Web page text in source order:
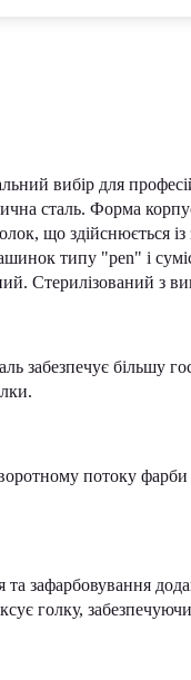
вибір для
сталь. Форма
що здійснюється
типу "pen" і
Стерилізований з
забезпечує більшу
потоку
зафарбовування
голку, забезпечуючи